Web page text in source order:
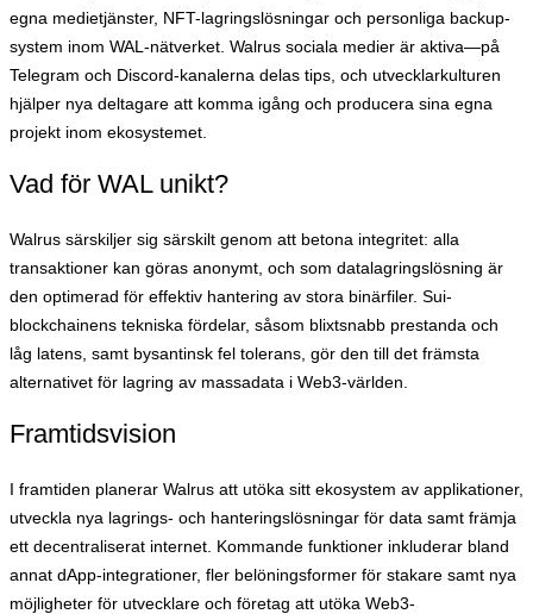
egna medietjänster, NFT-lagringslösningar och personliga backup-
system inom WAL-nätverket. Walrus sociala medier är aktiva—på
Telegram och Discord-kanalerna delas tips, och utvecklarkulturen
hjälper nya deltagare att komma igång och producera sina egna
projekt inom ekosystemet.
Vad för WAL unikt?
Walrus särskiljer sig särskilt genom att betona integritet: alla
transaktioner kan göras anonymt, och som datalagringslösning är
den optimerad för effektiv hantering av stora binärfiler. Sui-
blockchainens tekniska fördelar, såsom blixtsnabb prestanda och
låg latens, samt bysantinsk fel tolerans, gör den till det främsta
alternativet för lagring av massadata i Web3-världen.
Framtidsvision
I framtiden planerar Walrus att utöka sitt ekosystem av applikationer,
utveckla nya lagrings- och hanteringslösningar för data samt främja
ett decentraliserat internet. Kommande funktioner inkluderar bland
annat dApp-integrationer, fler belöningsformer för stakare samt nya
möjligheter för utvecklare och företag att utöka Web3-